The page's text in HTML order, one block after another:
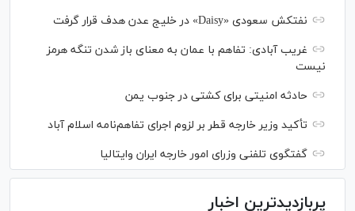
نفتکش سعودی «Daisy» در خلیج عدن هدف قرار گرفت
غریب آبادی: تفاهم با عمان به معنای باز شدن تنگه هرمز
نیست
حادثه امنیتی برای کشتی در جنوب یمن
تأکید وزیر خارجه قطر بر لزوم اجرای تفاهم‌نامه اسلام آباد
گفتگوی تلفنی وزرای امور خارجه ایران وایتالیا
پربازدیدترین اخبار